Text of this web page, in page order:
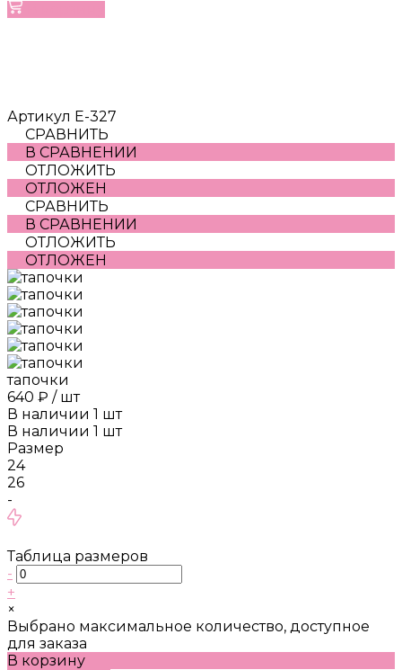
Артикул Е-327
СРАВНИТЬ
В СРАВНЕНИИ
ОТЛОЖИТЬ
ОТЛОЖЕН
СРАВНИТЬ
В СРАВНЕНИИ
ОТЛОЖИТЬ
ОТЛОЖЕН
тапочки
640 ₽ / шт
В наличии 1 шт
В наличии 1 шт
Размер
24
26
-
Таблица размеров
-
+
×
Выбрано максимальное количество, доступное
для заказа
В корзину